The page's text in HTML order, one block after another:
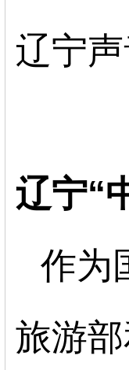
辽宁
辽宁“
作为
旅游